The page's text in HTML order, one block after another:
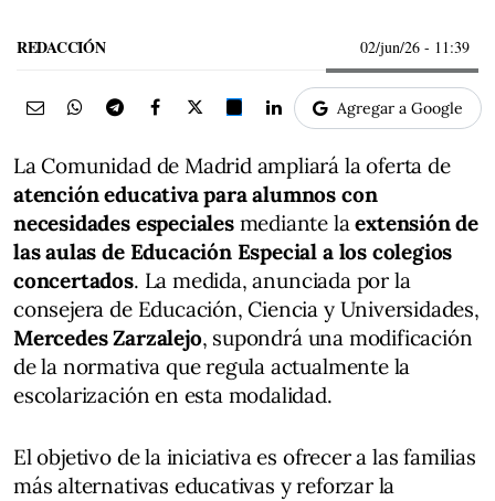
REDACCIÓN 02/jun/26 - 11:39
Agregar a Google
La Comunidad de Madrid ampliará la oferta de
atención educativa para alumnos con
necesidades especialesmediante laextensión de
las aulas de Educación Especial a los colegios
concertados. La medida, anunciada por la
consejera de Educación, Ciencia y Universidades,
Mercedes Zarzalejo, supondrá una modificación
de la normativa que regula actualmente la
escolarización en esta modalidad.
El objetivo de la iniciativa es ofrecer a las familias
más alternativas educativas y reforzar la